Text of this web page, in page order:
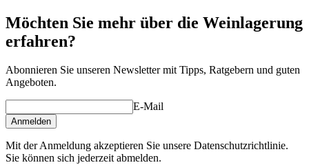
Möchten Sie mehr über die Weinlagerung
erfahren?
Abonnieren Sie unseren Newsletter mit Tipps, Ratgebern und guten
Angeboten.
E-Mail
Anmelden
Mit der Anmeldung akzeptieren Sie unsere Datenschutzrichtlinie.
Sie können sich jederzeit abmelden.